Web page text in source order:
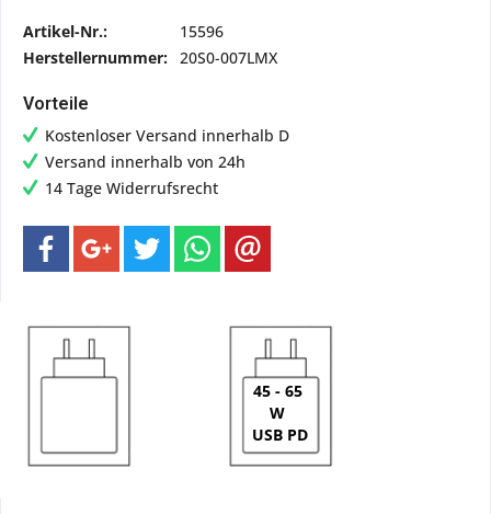
Artikel-Nr.:
15596
Herstellernummer:
20S0-007LMX
Vorteile
Kostenloser Versand innerhalb D
Versand innerhalb von 24h
14 Tage Widerrufsrecht
45 - 65
W
USB PD